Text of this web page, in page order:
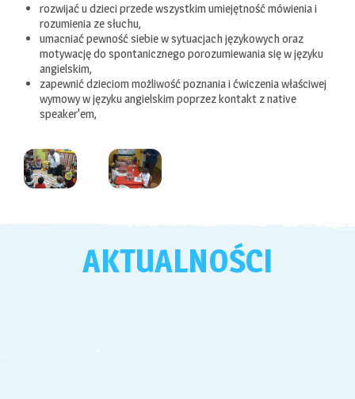
rozwijać u dzieci przede wszystkim umiejętność mówienia i
rozumienia ze słuchu,
umacniać pewność siebie w sytuacjach językowych oraz
motywację do spontanicznego porozumiewania się w języku
angielskim,
zapewnić dzieciom możliwość poznania i ćwiczenia właściwej
wymowy w języku angielskim poprzez kontakt z native
speaker'em,
AKTUALNOŚCI